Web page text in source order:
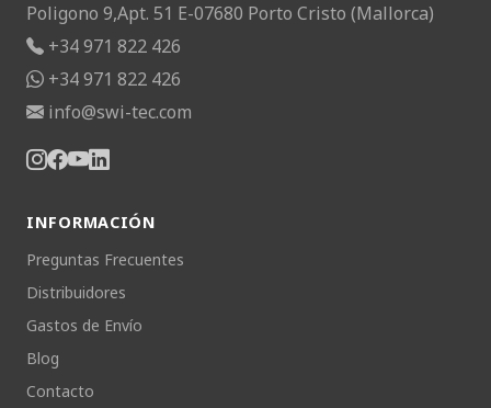
Poligono 9,Apt. 51 E-07680 Porto Cristo (Mallorca)
+34 971 822 426
+34 971 822 426
info@swi-tec.com
INFORMACIÓN
Preguntas Frecuentes
Distribuidores
Gastos de Envío
Blog
Contacto